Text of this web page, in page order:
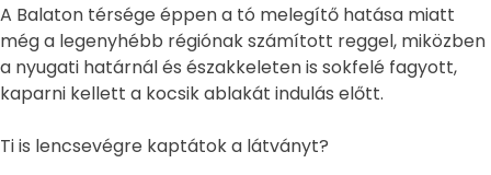
A Balaton térsége éppen a tó melegítő hatása miatt
még a legenyhébb régiónak számított reggel, miközben
a nyugati határnál és északkeleten is sokfelé fagyott,
kaparni kellett a kocsik ablakát indulás előtt.
Ti is lencsevégre kaptátok a látványt?